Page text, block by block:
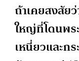
ถ้าเคยสงสัย
ใหญ่ที่โดนพร
เหนี่ยวและก